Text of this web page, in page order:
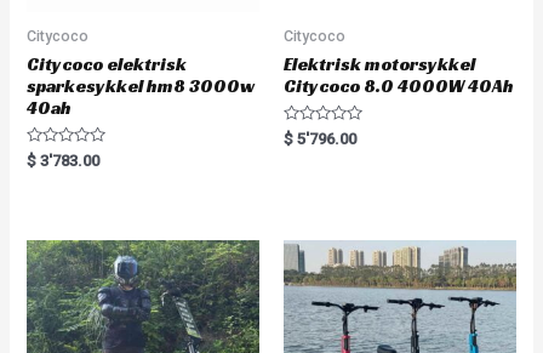
Citycoco
Citycoco elektrisk
sparkesykkel hm8 3000w
40ah
R
a
o
u
t
o
f
5
$ 3'783.00
Citycoco
Elektrisk motorsykkel
Citycoco 8.0 4000W 40Ah
R
a
u
o
f
5
$ 5'796.00